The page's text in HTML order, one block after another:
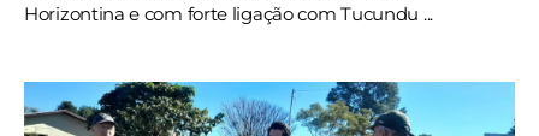
Horizontina e com forte ligação com Tucundu ...